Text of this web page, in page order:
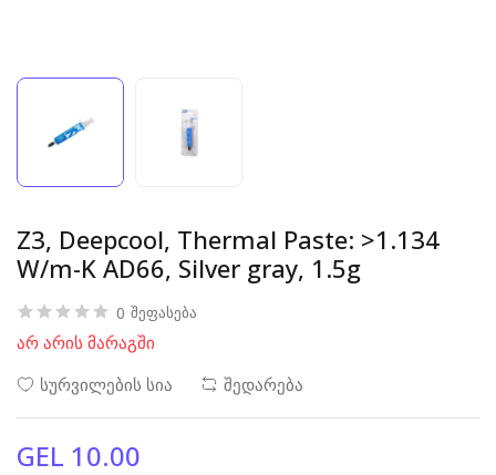
Z3, Deepcool, Thermal Paste: >1.134
W/m-K AD66, Silver gray, 1.5g
0 შეფასება
არ არის მარაგში
სურვილების სია
შედარება
GEL 10.00